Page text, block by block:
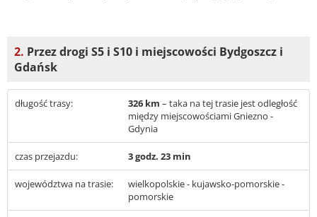
2. Przez drogi S5 i S10 i miejscowości Bydgoszcz i
Gdańsk
długość trasy: 326 km – taka na tej trasie jest odległość
między miejscowościami Gniezno -
Gdynia
czas przejazdu: 3 godz. 23 min
województwa na trasie:
wielkopolskie - kujawsko-pomorskie -
pomorskie